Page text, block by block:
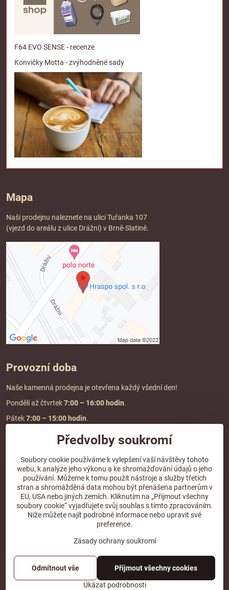
F64 EVO SENSE - recenze
Konvičky Motta - zvýhodněné sady
Mapa
Naši prodejnu naleznete na ulici Tuřanka 107
(vjezd do areálu z ulice Drážní) v Brně-Slatině.
Provozní doba
Naše kamenná prodejna je otevřena každý všední den!
Pondělí až čtvrtek7:00 – 16:00 hodin.
Pátek7:00 – 15:00 hodin.
Doprava a platba
DOPRAVA ZDARMA
při objednávce nad2000 Kč vč. DPH.
*Nevztahuje se na paletovou přepravu.
©2026CopyrightPředvolby soukromíZásady ochrany soukromí
Předvolby soukromí
Soubory cookie používáme k vylepšení vaší návštěvy tohoto
webu, k analýze jeho výkonu a ke shromažďování údajů o jeho
používání. Můžeme k tomu použít nástroje a služby třetích
stran a shromážděná data mohou být přenášena partnerům v
EU, USA nebo jiných zemích. Kliknutím na „Přijmout všechny
soubory cookie“ vyjadřujete svůj souhlas s tímto zpracováním.
Níže můžete najít podrobné informace nebo upravit své
preference.
Zásady ochrany soukromí
Ukázat podrobnosti
Přijmout všechny cookies
Odmítnout vše